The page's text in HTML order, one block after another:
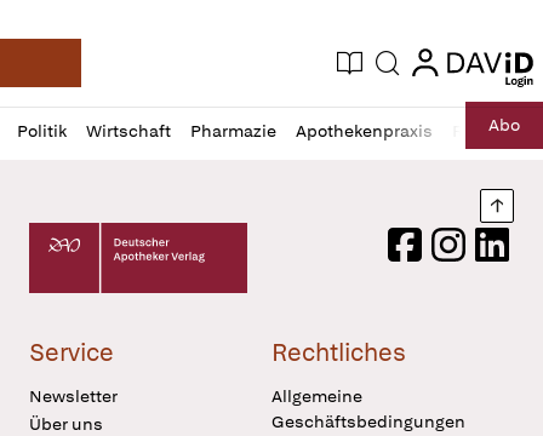
Deutsche Apotheker Zeitung
Aktuelle Ausgabe
Suche login
login
Politik Wirtschaft Pharmazie Apothekenpraxis RechtAbo
Profil
öffnen
Daz
Pur
Deutscher Apotheker Verlag Logo
FacebookInstagram
Service
Newsletter
Über uns
Rechtliches
Allgemeine
Geschäftsbedingungen